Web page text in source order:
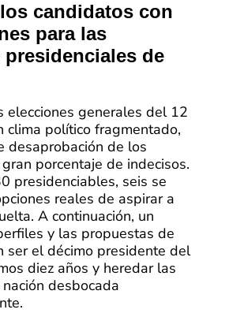
candidatos con
para las
presidenciales de
elecciones generales del 12
clima político fragmentado,
desaprobación de los
porcentaje de indecisos.
presidenciables, seis se
reales de aspirar a
A continuación, un
y las propuestas de
ser el décimo presidente del
diez años y heredar las
desbocada